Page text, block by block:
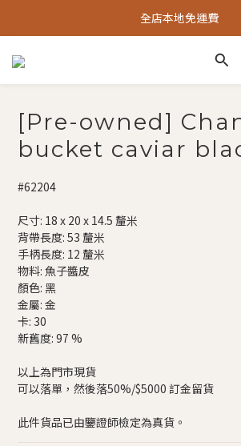
全店本地免運費
[Pre-owned]
bucket caviar
#62204
尺寸: 18 x 20 x 14.5 釐米
背帶長度: 53 釐米
手柄長度: 12 釐米
物料: 魚子醬皮
顏色: 黑
金屬: 金
卡: 30
新舊度: 97 %
以上為門市現貨
可以落單，然後落50%/$5000 訂金留貨
此件貨品已由鑒證師檢定為真貨。